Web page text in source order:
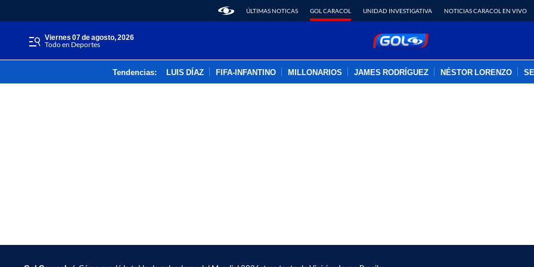
ÚLTIMAS NOTICAS GOL CARACOL UNIDAD INVESTIGATIVA NOTICIAS CARACOL EN VIVO
viernes 07 de agosto, 2026
Todo en Deportes
Tendencias: LUIS DÍAZ FIFA-INFANTINO MILLONARIOS JAMES RODRÍGUEZ NÉSTOR LORENZO